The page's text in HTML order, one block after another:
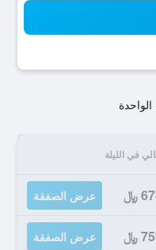
في الليلة
﷼ عرض الصفقة
﷼ عرض الصفقة